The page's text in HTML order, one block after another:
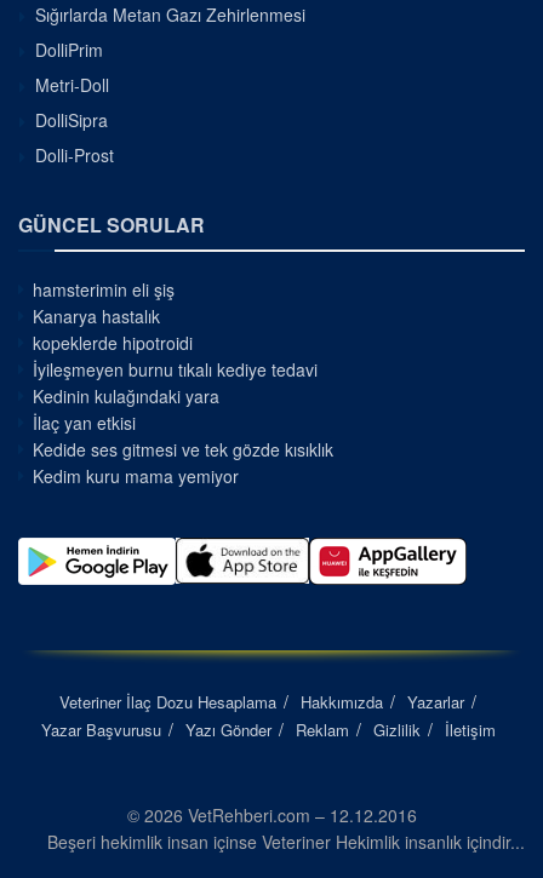
Sığırlarda Metan Gazı Zehirlenmesi
DolliPrim
Metri-Doll
DolliSipra
Dolli-Prost
GÜNCEL SORULAR
hamsterimin eli şiş
Kanarya hastalık
kopeklerde hipotroidi
İyileşmeyen burnu tıkalı kediye tedavi
Kedinin kulağındaki yara
İlaç yan etkisi
Kedide ses gitmesi ve tek gözde kısıklık
Kedim kuru mama yemiyor
Veteriner İlaç Dozu Hesaplama Hakkımızda
Yazarlar
Yazar Başvurusu
Yazı Gönder Reklam Gizlilik İletişim
© 2026 VetRehberi.com – 12.12.2016
Beşeri hekimlik insan içinse Veteriner Hekimlik insanlık içindir...